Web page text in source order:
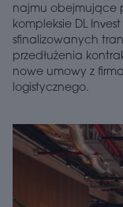
najmu obejmujące
kompleksie DL
sfinalizowanych
przedłużenia
nowe umowy z
logistycznego.